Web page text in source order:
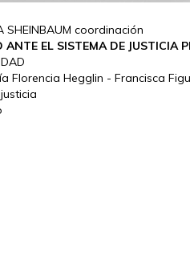
SHEINBAUM coordinación
EL SISTEMA DE JUSTICIA
Florencia Hegglin - Francisca